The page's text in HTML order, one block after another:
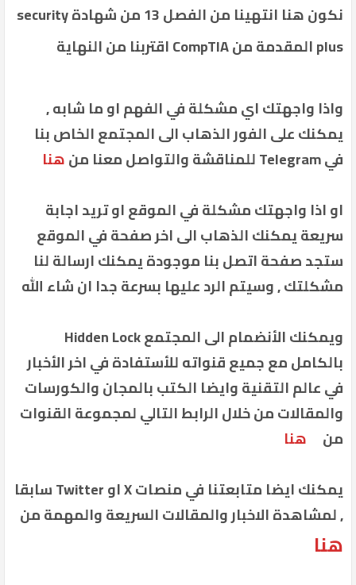
نكون هنا انتهينا من الفصل 13 من شهادة security
plus المقدمة من CompTIA اقتربنا من النهاية
واذا واجهتك اي مشكلة في الفهم او ما شابه ,
يمكنك على الفور الذهاب الى المجتمع الخاص بنا
في Telegram للمناقشة والتواصل معنا من
هنا
او اذا واجهتك مشكلة في الموقع او تريد اجابة
سريعة يمكنك الذهاب الى اخر صفحة في الموقع
ستجد صفحة اتصل بنا موجودة يمكنك ارسالة لنا
مشكلتك , وسيتم الرد عليها بسرعة جدا ان شاء الله
ويمكنك الأنضمام الى المجتمع Hidden Lock
بالكامل مع جميع قنواته للأستفادة في اخر الأخبار
في عالم التقنية وايضا الكتب بالمجان والكورسات
والمقالات من خلال الرابط التالي لمجموعة القنوات
من
هنا
يمكنك ايضا متابعتنا في منصات X او Twitter سابقا
, لمشاهدة الاخبار والمقالات السريعة والمهمة من
هنا